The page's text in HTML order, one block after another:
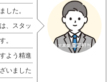
した。
、スタッ
。
よう精進
いました